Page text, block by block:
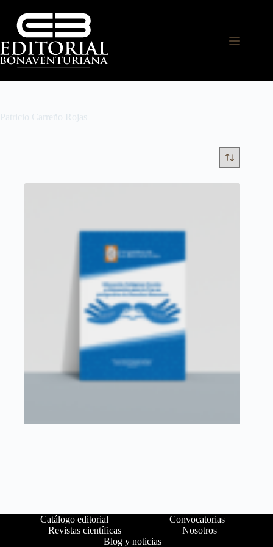
Patricio Carreño Rojas
Catálogo editorial
Convocatorias
Revistas científicas
Nosotros
Blog y noticias